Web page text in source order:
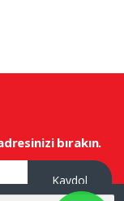
bırakın.
Kaydol